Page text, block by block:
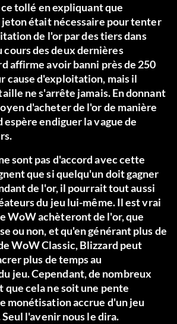
ce tollé en expliquant que
était nécessaire pour tenter
de l'or par des tiers dans
cours des deux dernières
affirme avoir banni près de 250
cause d'exploitation, mais il
ne s'arrête jamais. En donnant
d'acheter de l'or de manière
endiguer la vague de
sont pas d'accord avec cette
que si quelqu'un doit gagner
de l'or, il pourrait tout aussi
du jeu lui-même. Il est vrai
WoW achèteront de l'or, que
ou non, et qu'en générant plus de
WoW Classic, Blizzard peut
plus de temps au
jeu. Cependant, de nombreux
que cela ne soit une pente
monétisation accrue d'un jeu
l'avenir nous le dira.